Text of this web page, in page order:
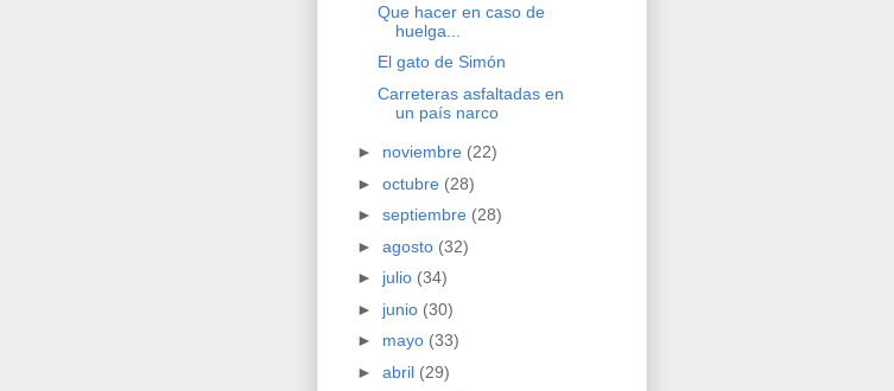
Que hacer en caso de
huelga...
El gato de Simón
Carreteras asfaltadas en
un país narco
► noviembre (22)
► octubre (28)
► septiembre (28)
► agosto (32)
► julio (34)
► junio (30)
► mayo (33)
► abril (29)